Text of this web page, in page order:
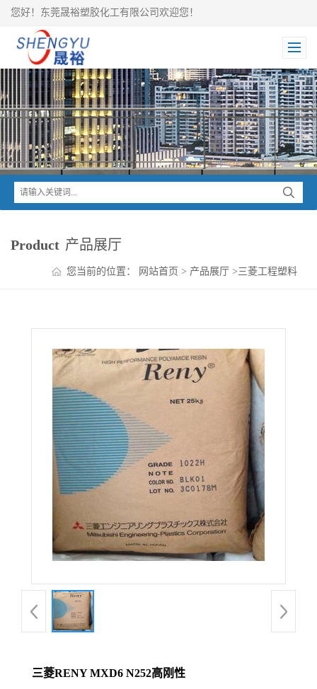
您好！东莞晟裕塑胶化工有限公司欢迎您！
Product 产品展厅
您当前的位置： 网站首页 > 产品展厅 >三菱工程塑料
三菱RENY MXD6 N252高刚性